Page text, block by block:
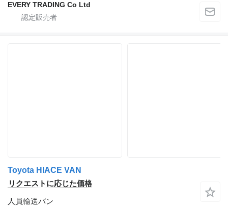
EVERY TRADING Co Ltd
Toyota HIACE VAN
リクエストに応じた価格
人員輸送バン